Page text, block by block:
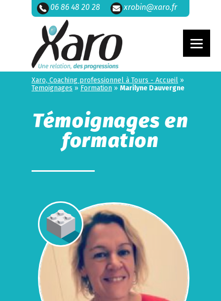
06 86 48 20 28 xrobin@xaro.fr
Xaro, Coaching professionnel à Tours - Accueil »
Temoignages » Formation » Marilyne Dauvergne
Témoignages en
formation